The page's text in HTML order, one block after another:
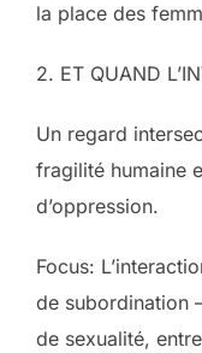
la place des
2. ET QUAND
Un regard
fragilité humaine
d’oppression.
Focus:
de subordination
de sexualité,